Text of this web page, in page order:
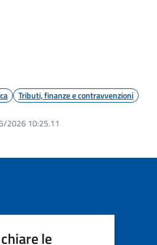
Tributi, finanze e contravvenzioni
2026 10:25.11
le